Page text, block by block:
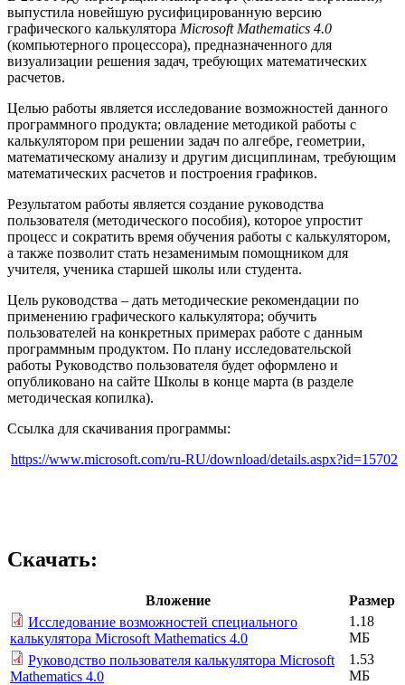
выпустила новейшую русифицированную версию
графического калькулятора Microsoft Mathematics 4.0
(компьютерного процессора), предназначенного для
визуализации решения задач, требующих математических
расчетов.
Целью работы является исследование возможностей данного
программного продукта; овладение методикой работы с
калькулятором при решении задач по алгебре, геометрии,
математическому анализу и другим дисциплинам, требующим
математических расчетов и построения графиков.
Результатом работы является создание руководства
пользователя (методического пособия), которое упростит
процесс и сократить время обучения работы с калькулятором,
а также позволит стать незаменимым помощником для
учителя, ученика старшей школы или студента.
Цель руководства – дать методические рекомендации по
применению графического калькулятора; обучить
пользователей на конкретных примерах работе с данным
программным продуктом. По плану исследовательской
работы Руководство пользователя будет оформлено и
опубликовано на сайте Школы в конце марта (в разделе
методическая копилка).
Ссылка для скачивания программы:
https://www.microsoft.com/ru-RU/download/details.aspx?id=15702
Скачать:
Вложение
Размер
Исследование возможностей специального
калькулятора Microsoft Mathematics 4.0
1.18
МБ
Руководство пользователя калькулятора Microsoft
Mathematics 4.0
1.53
МБ